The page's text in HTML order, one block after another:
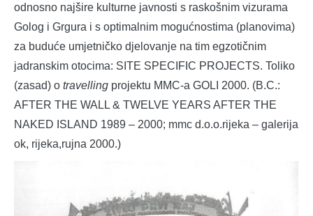
odnosno najšire kulturne javnosti s raskošnim vizurama
Golog i Grgura i s optimalnim mogućnostima (planovima)
za buduće umjetničko djelovanje na tim egzotičnim
jadranskim otocima: SITE SPECIFIC PROJECTS. Toliko
(zasad) o travelling projektu MMC-a GOLI 2000. (B.C.:
AFTER THE WALL & TWELVE YEARS AFTER THE
NAKED ISLAND 1989 – 2000; mmc d.o.o.rijeka – galerija
ok, rijeka,rujna 2000.)